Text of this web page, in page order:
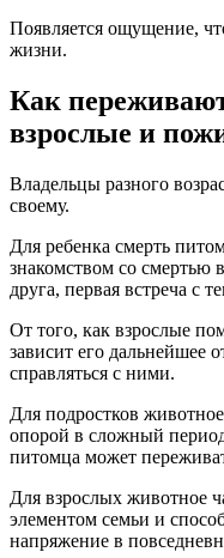
Появляется ощущение,
жизни.
Как
взрослые и
Владельцы разного
своему.
Для ребенка смерть
знакомством со смертью
друга, первая встреча с
От того, как взрослые
зависит его дальнейшее
справляться с ними.
Для подростков
опорой в сложный
питомца может
Для взрослых животное
элементом семьи и
напряжение в